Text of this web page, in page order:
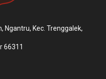
Ngantru, Kec. Trenggalek,
66311